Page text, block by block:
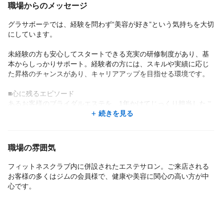
職場からのメッセージ
グラサボーテでは、経験を問わず“美容が好き”という気持ちを大切
にしています。
未経験の方も安心してスタートできる充実の研修制度があり、基
本からしっかりサポート。経験者の方には、スキルや実績に応じ
た昇格のチャンスがあり、キャリアアップを目指せる環境です。
■心に残るエピソード
あるお客様のブライダルエステを、1年かけてじっくり担当したこ
とが特に印象に残っています。
姿の後ろ姿が一番のお気に入り」と涙ながらに感謝の言葉をいた
だきました。
結婚式のお写真までいただけたことは、今でも大切な思い出で
す。
スタッフ同士の関係性も良く、年齢差があっても気軽に話せて、
プライベートな相談もできるほどの信頼関係があります。
続きを見る
職場の雰囲気
フィットネスクラブ内に併設されたエステサロン。ご来店される
お客様の多くはジムの会員様で、健康や美容に関心の高い方が中
心です。